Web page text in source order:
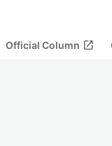
Official Column open_in_new